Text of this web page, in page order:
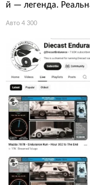
й — легенда.
Авто 4 300